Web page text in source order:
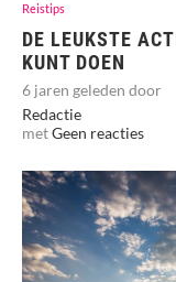
Reistips
DE LEUKSTE
KUNT DOEN
6 jaren geleden door
Redactie
metGeen reacties